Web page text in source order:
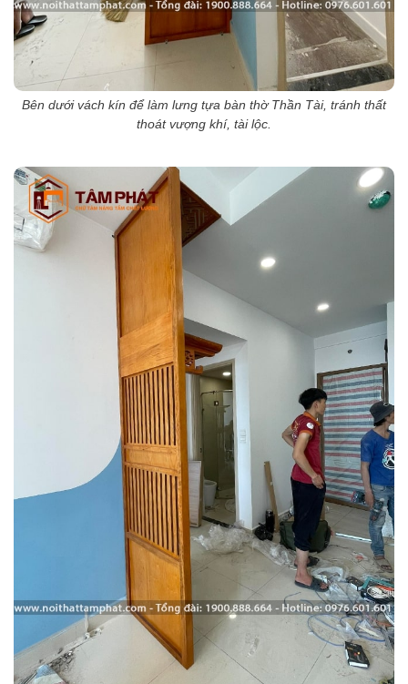
Bên dưới vách kín để làm lưng tựa bàn thờ Thần Tài, tránh thất
thoát vượng khí, tài lộc.